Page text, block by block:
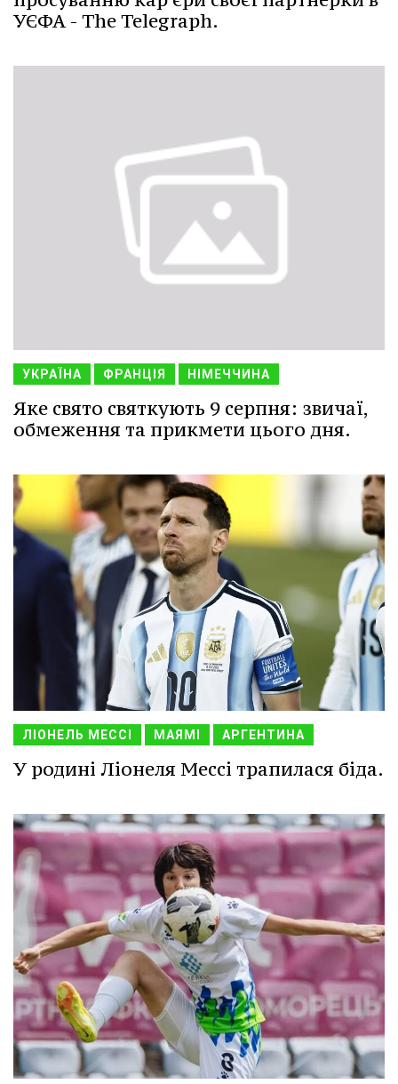
УЄФА - The Telegraph.
УКРАЇНА ФРАНЦІЯ НІМЕЧЧИНА
Яке свято святкують 9 серпня: звичаї,
обмеження та прикмети цього дня.
ЛІОНЕЛЬ МЕССІ МАЯМІ АРГЕНТИНА
У родині Ліонеля Мессі трапилася біда.